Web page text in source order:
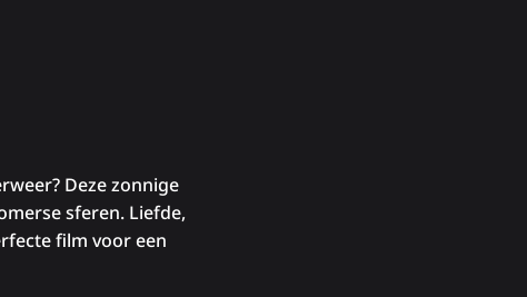
Deze zonnige
sferen. Liefde,
film voor een